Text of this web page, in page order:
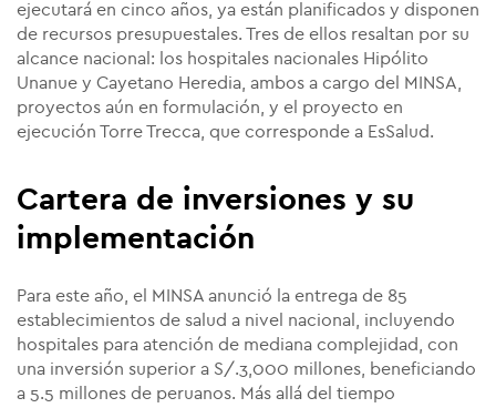
ejecutará en cinco años, ya están planificados y disponen
de recursos presupuestales. Tres de ellos resaltan por su
alcance nacional: los hospitales nacionales Hipólito
Unanue y Cayetano Heredia, ambos a cargo del
MINSA
proyectos aún en formulación , y el proyecto en
ejecución Torre Trecca, que corresponde a EsSalud.
Cartera de inversiones y su
implementación
Para este año, el MINSA anunció la entrega de 85
establecimientos de salud a nivel nacional, incluyendo
hospitales para atención de mediana complejidad, con
una inversión superior a S/.3,000 millones, beneficiando
a 5.5 millones de peruanos. Más allá del tiempo